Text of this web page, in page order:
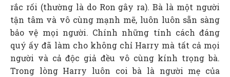
rắc rối (thường là do Ron gây ra). Bà là một người
tận tâm và vô cùng mạnh mẽ, luôn luôn sẵn sàng
bảo vệ mọi người. Chính những tính cách đáng
quý ấy đã làm cho không chỉ Harry mà tất cả mọi
người và cả độc giả đều vô cùng kính trọng bà.
Trong lòng Harry luôn coi bà là người mẹ của